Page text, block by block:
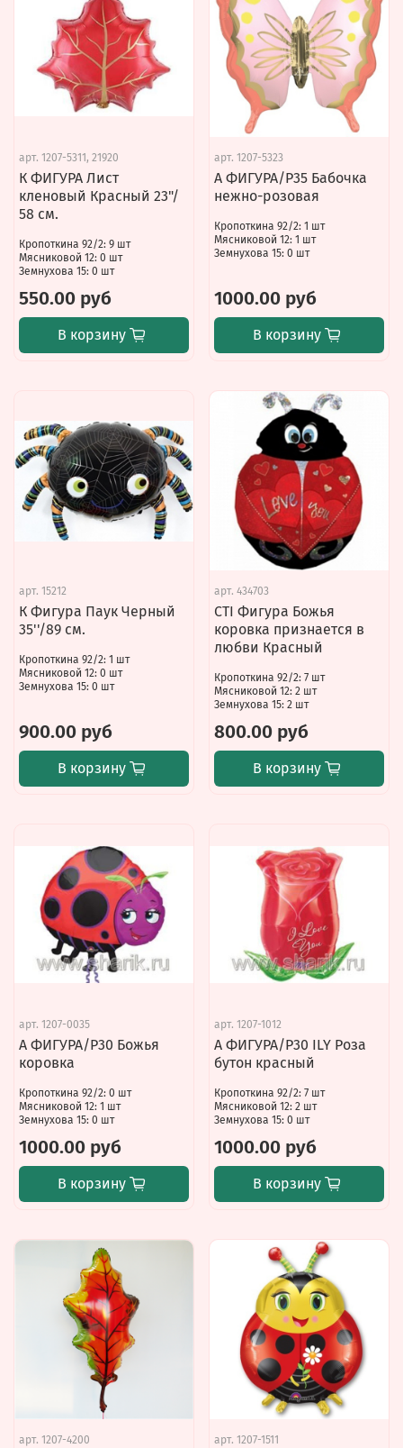
арт. 1207-5311, 21920
К ФИГУРА Лист
кленовый Красный 23"/
58 см.
Кропоткина 92/2: 9 шт
Мясниковой 12: 0 шт
Земнухова 15: 0 шт
550.00 руб
В корзину
арт. 1207-5323
А ФИГУРА/P35 Бабочка
нежно-розовая
Кропоткина 92/2: 1 шт
Мясниковой 12: 1 шт
Земнухова 15: 0 шт
1000.00 руб
В корзину
арт. 15212
К Фигура Паук Черный
35''/89 см.
Кропоткина 92/2: 1 шт
Мясниковой 12: 0 шт
Земнухова 15: 0 шт
900.00 руб
В корзину
арт. 434703
CTI Фигура Божья
коровка признается в
любви Красный
Кропоткина 92/2: 7 шт
Мясниковой 12: 2 шт
Земнухова 15: 2 шт
800.00 руб
В корзину
арт. 1207-0035
А ФИГУРА/P30 Божья
коровка
Кропоткина 92/2: 0 шт
Мясниковой 12: 1 шт
Земнухова 15: 0 шт
1000.00 руб
В корзину
арт. 1207-1012
А ФИГУРА/P30 ILY Роза
бутон красный
Кропоткина 92/2: 7 шт
Мясниковой 12: 2 шт
Земнухова 15: 0 шт
1000.00 руб
В корзину
арт. 1207-4200 арт. 1207-1511